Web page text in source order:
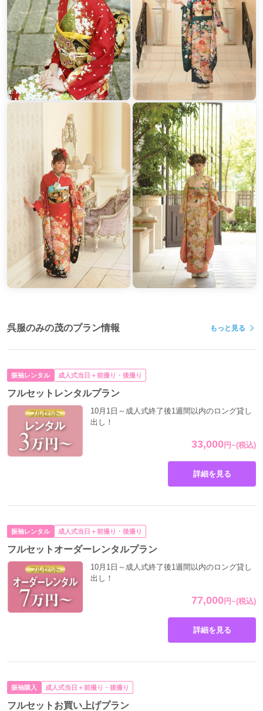
美容や着付け・記念写真も
「プロの仕事」でフルサポート
美容も着付けも記念写真も各地域こだわりの『プロの仕事』完璧に
サポートいたします。
一生に一度のことだから。
『最高にきれいなあなたに！最高の振袖で！最高のお写真を！』が
私どもの願いです。
呉服のみの茂のプラン情報 もっと見る
振袖レンタル 成人式当日＋前撮り・後撮り
フルセットレンタルプラン
33,000 円~(税込)
10月1日～成人式終了後1週間以内のロング貸し
出し！
詳細を見る
振袖レンタル 成人式当日＋前撮り・後撮り
フルセットオーダーレンタルプラン
77,000 円~(税込)
10月1日～成人式終了後1週間以内のロング貸し
出し！
詳細を見る
振袖購入 成人式当日＋前撮り・後撮り
フルセットお買い上げプラン